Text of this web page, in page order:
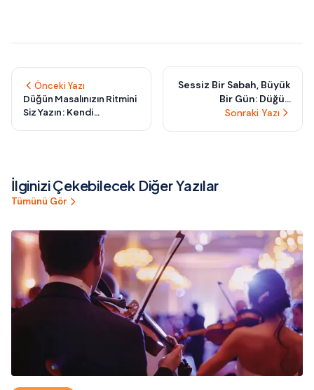
Önceki Yazı
Düğün Masalınızın Ritmini
Siz Yazın: Kendi
Sonraki Yazı
Sessiz Bir Sabah, Büyük
Bir Gün: Düğün
Sabahınızı Sakinlikle
İlginizi Çekebilecek Diğer Yazılar
Tümünü Gör